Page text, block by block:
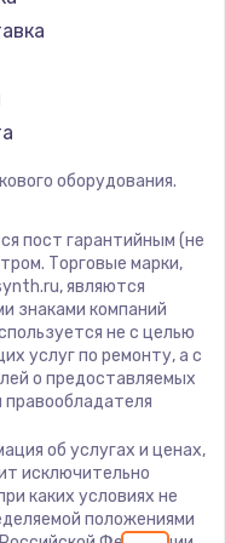
моста
оборудования.
пост гарантийным (не
Торговые марки,
являются
знаками компаний
не с целью
услуг по ремонту, а с
о предоставляемых
правообладателя
об услугах и ценах,
исключительно
каких условиях не
положениями